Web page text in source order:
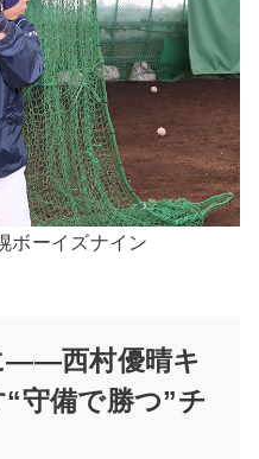
ボーイズナイン
――西村優晴キ
守備で勝つ”チ